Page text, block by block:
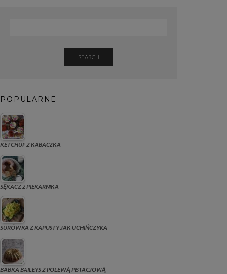
SEARCH
POPULARNE
KETCHUP Z KABACZKA
SĘKACZ Z PIEKARNIKA
SURÓWKA Z KAPUSTY JAK U CHIŃCZYKA
BABKA BAILEYS Z POLEWĄ PISTACJOWĄ